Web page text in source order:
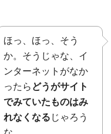
ほっ、ほっ、そう
か。そうじゃな、イ
ンターネットがなか
ったらどうがサイト
でみていたものはみ
れなくなるじゃろう